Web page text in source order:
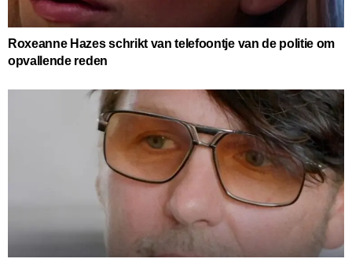
Roxeanne Hazes schrikt van telefoontje van de politie om
opvallende reden